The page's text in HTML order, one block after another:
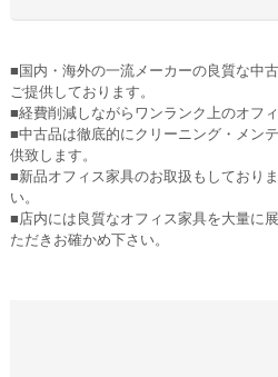
■国内・海外の一流メーカーの良質な中
ご提供しております。
■経費削減しながらワンランク上のオフ
■中古品は徹底的にクリーニング・メン
供致します。
■新品オフィス家具のお取扱もしており
い。
■店内には良質なオフィス家具を大量に
ただきお確かめ下さい。